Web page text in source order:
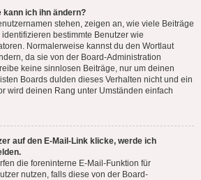
kann ich ihn ändern?
stehen, zeigen an, wie viele Beiträge
bestimmte Benutzer wie
Normalerweise kannst du den Wortlaut
da sie von der Board-Administration
keine sinnlosen Beiträge, nur um deinen
Boards dulden dieses Verhalten nicht und ein
wird deinen Rang unter Umständen einfach
auf den E-Mail-Link klicke, werde ich
die foreninterne E-Mail-Funktion für
nutzen, falls diese von der Board-